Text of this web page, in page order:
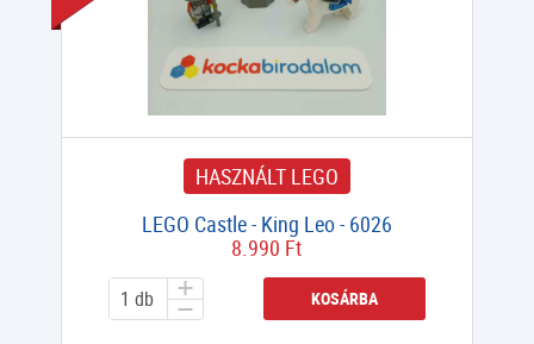
HASZNÁLT LEGO
LEGO Castle - King Leo - 6026
8.990 Ft
KOSÁRBA